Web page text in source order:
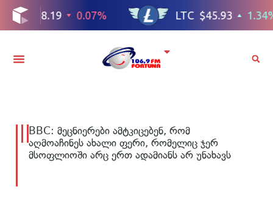
BBC: მეცნიერები ამტკიცებენ, რომ
აღმოაჩინეს ახალი ფერი, რომელიც ჯერ
მსოფლიოში არც ერთ ადამიანს არ უნახავს